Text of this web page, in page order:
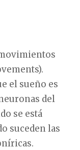
el sueño es
del
se está
suceden las